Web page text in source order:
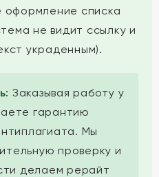
оформление списка
не видит ссылку и
украденным).
Заказывая работу у
гарантию
Мы
проверку и
делаем рерайт